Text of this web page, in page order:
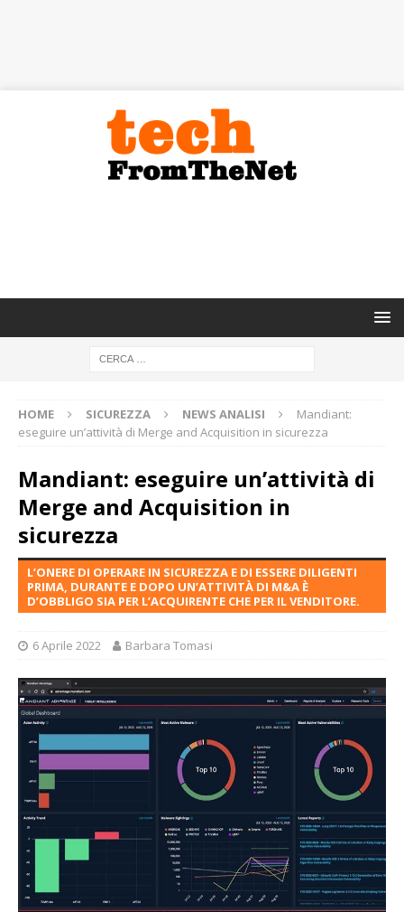
HOME SICUREZZA NEWS ANALISI
Mandiant:
eseguire un’attività di Merge and Acquisition in sicurezza
Mandiant: eseguire un’attività di
Merge and Acquisition in
sicurezza
L’ONERE DI OPERARE IN SICUREZZA E DI ESSERE DILIGENTI
PRIMA, DURANTE E DOPO UN’ATTIVITÀ DI M&A È
D’OBBLIGO SIA PER L’ACQUIRENTE CHE PER IL VENDITORE.
6 Aprile 2022 Barbara Tomasi